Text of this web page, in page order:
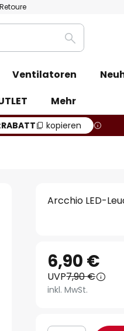
Suche
Ventilatoren
Mehr
RABATT kopieren
Arcchio LED-
6,90 €
UVP7,90 €
inkl. MwSt.